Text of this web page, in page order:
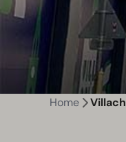
Home Villach